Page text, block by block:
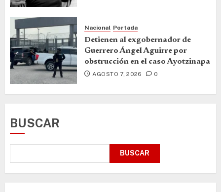
Nacional Portada
Detienen al exgobernador de
Guerrero Ángel Aguirre por
obstrucción en el caso Ayotzinapa
AGOSTO 7, 2026 0
BUSCAR
BUSCAR